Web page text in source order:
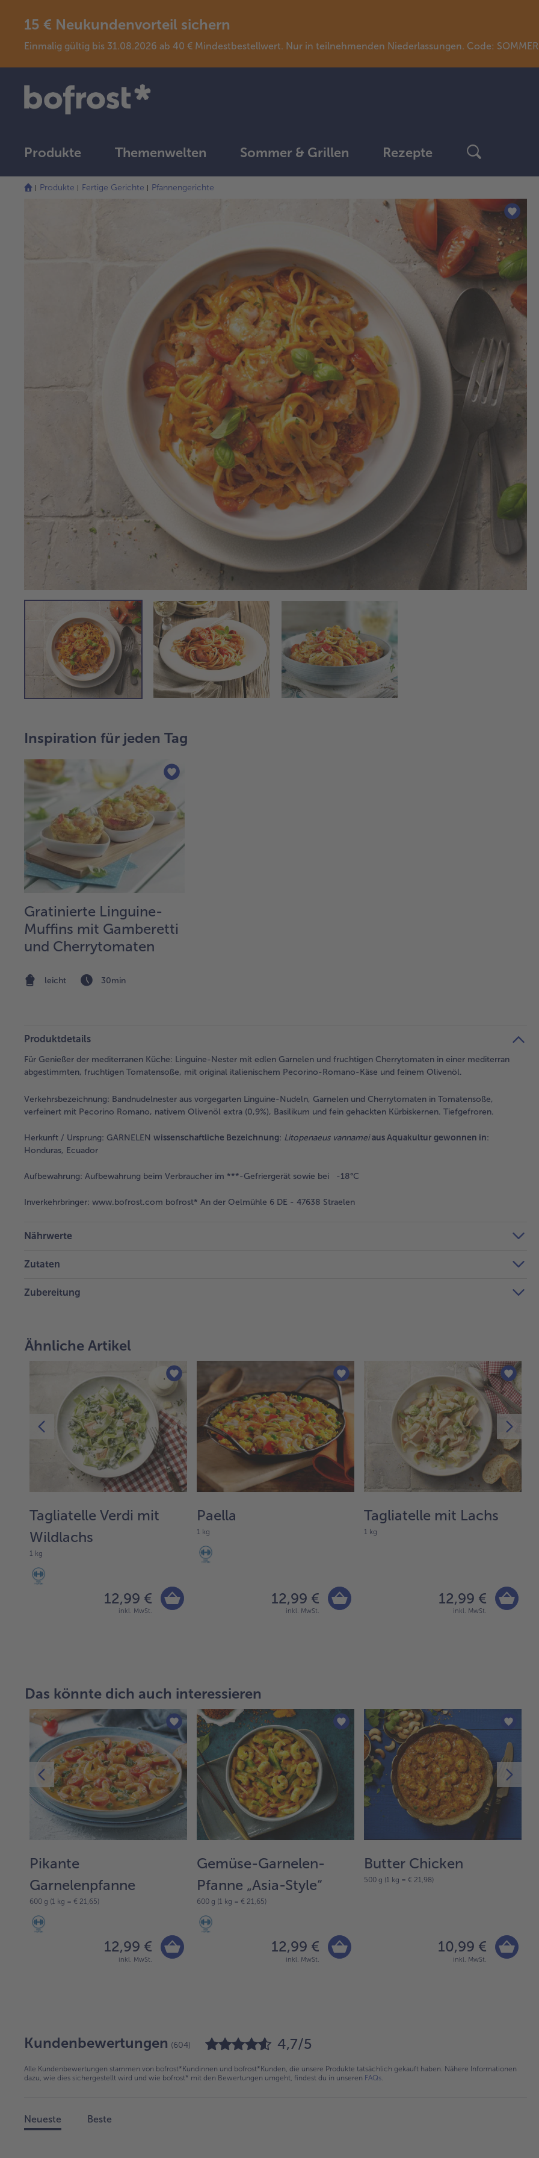
15 € Neukundenvorteil sichern
Einmalig gültig bis 31.08.2026 ab 40 € Mindestbestellwert. Nur in teilnehmenden Niederlassungen. Code:
Produkte Themenwelten Sommer & Grillen Rezepte
Produkte Fertige Gerichte Pfannengerichte
Inspiration für jeden Tag
Gratinierte Linguine-
Muffins mit Gamberetti
und Cherrytomaten
leicht 30min
Produktdetails
Für Genießer der mediterranen Küche: Linguine-Nester mit edlen Garnelen und fruchtigen Cherrytomaten in einer mediterran
abgestimmten, fruchtigen Tomatensoße, mit original italienischem Pecorino-Romano-Käse und feinem Olivenöl.
Verkehrsbezeichnung: Bandnudelnester aus vorgegarten Linguine-Nudeln, Garnelen und Cherrytomaten in Tomatensoße,
verfeinert mit Pecorino Romano, nativem Olivenöl extra (0,9%), Basilikum und fein gehackten Kürbiskernen. Tiefgefroren.
Herkunft / Ursprung: GARNELEN wissenschaftliche Bezeichnung: Litopenaeus vannamei aus Aquakultur gewonnen in:
Honduras, Ecuador
Aufbewahrung: Aufbewahrung beim Verbraucher im ***-Gefriergerät sowie bei -18°C
Inverkehrbringer: www.bofrost.com bofrost* An der Oelmühle 6 DE - 47638 Straelen
Nährwerte
Zutaten
Zubereitung
Ähnliche Artikel
Tagliatelle Verdi mit
Wildlachs
1 kg
12,99 €
inkl. MwSt.
Paella
1 kg
12,99 €
inkl. MwSt.
Tagliatelle mit Lachs
1 kg
12,99 €
inkl. MwSt.
Das könnte dich auch interessieren
Pikante
Garnelenpfanne
600 g (1 kg = € 21,65)
12,99 €
inkl. MwSt.
Gemüse-Garnelen-
Pfanne „Asia-Style“
600 g (1 kg = € 21,65)
12,99 €
inkl. MwSt.
Butter Chicken
500 g (1 kg = € 21,98)
10,99 €
inkl. MwSt.
Kundenbewertungen (604) 4,7/5
Alle Kundenbewertungen stammen von bofrost*Kundinnen und bofrost*Kunden, die unsere Produkte tatsächlich gekauft haben. Nähere Informationen
dazu, wie dies sichergestellt wird und wie bofrost* mit den Bewertungen umgeht, findest du in unseren FAQs
Neueste Beste